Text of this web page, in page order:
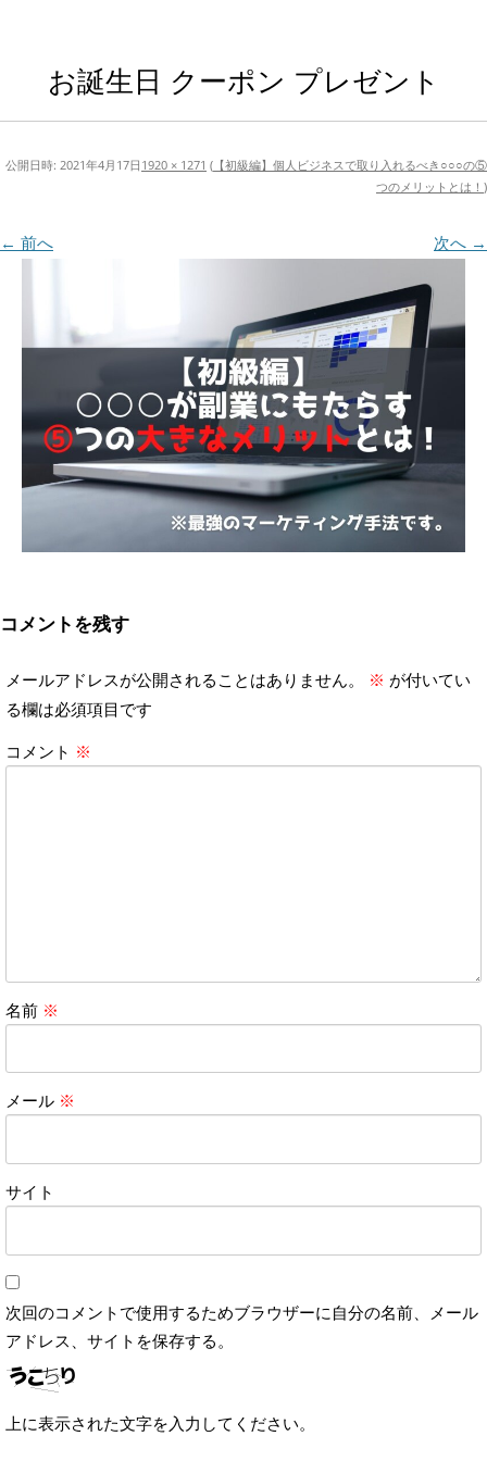
お誕生日 クーポン プレゼント
公開日時: 2021年4月17日 1920 × 1271 ( 【初級編】個人ビジネスで取り入れるべき○○○の⑤
つのメリットとは！ )
← 前へ 次へ →
コメントを残す
メールアドレスが公開されることはありません。 ※ が付いてい
る欄は必須項目です
コメント ※
名前 ※
メール ※
サイト
次回のコメントで使用するためブラウザーに自分の名前、メール
アドレス、サイトを保存する。
上に表示された文字を入力してください。